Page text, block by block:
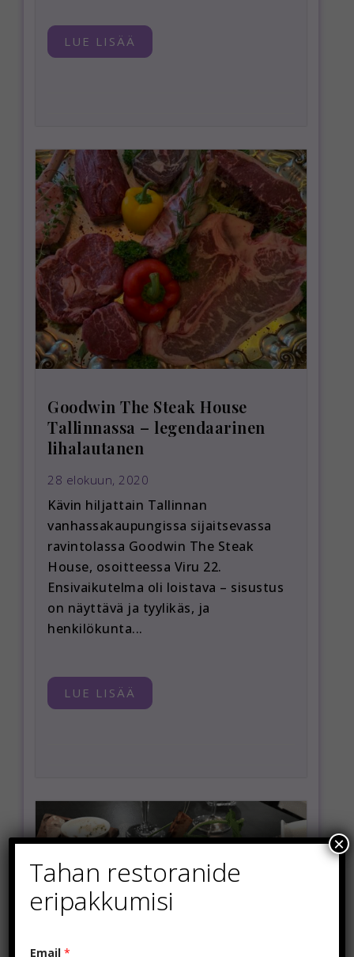
LUE LISÄÄ
Goodwin The Steak House
Tallinnassa – legendaarinen
lihalautanen
28 elokuun, 2020
Kävin hiljattain Tallinnan
vanhassakaupungissa sijaitsevassa
ravintolassa Goodwin The Steak
House, osoitteessa Viru 22.
Ensivaikutelma oli loistava – sisustus
on näyttävä ja tyylikäs, ja
henkilökunta...
LUE LISÄÄ
Tahan restoranide
eripakkumisi
Email*
×